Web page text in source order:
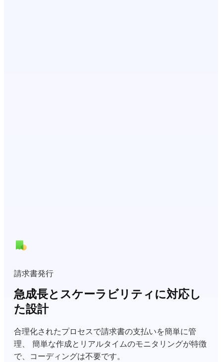
請求書発行
急成長とスケーラビリティに対応し
た設計
合理化されたプロセスで請求書の支払いを簡単に管
理、 簡単な作成とリアルタイムのモニタリングが特徴
で、コーディングは不要です。